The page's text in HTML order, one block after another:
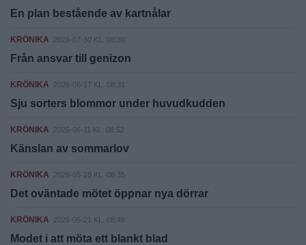
En plan bestående av kartnålar
KRÖNIKA 2026-07-30 KL. 08:30
Från ansvar till genizon
KRÖNIKA 2026-06-17 KL. 08:31
Sju sorters blommor under huvudkudden
KRÖNIKA 2026-06-11 KL. 08:52
Känslan av sommarlov
KRÖNIKA 2026-05-28 KL. 08:35
Det oväntade mötet öppnar nya dörrar
KRÖNIKA 2026-05-21 KL. 08:48
Modet i att möta ett blankt blad